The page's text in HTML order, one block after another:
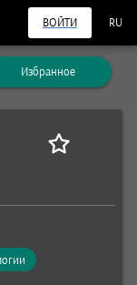
ВОЙТИ RU
Избранное